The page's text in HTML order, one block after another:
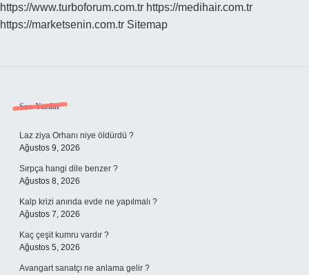
https://www.turboforum.com.tr https://medihair.com.tr
https://marketsenin.com.tr Sitemap
Sidebar
Son Yazılar
Laz ziya Orhanı niye öldürdü ?
Ağustos 9, 2026
Sırpça hangi dile benzer ?
Ağustos 8, 2026
Kalp krizi anında evde ne yapılmalı ?
Ağustos 7, 2026
Kaç çeşit kumru vardır ?
Ağustos 5, 2026
Avangart sanatçı ne anlama gelir ?